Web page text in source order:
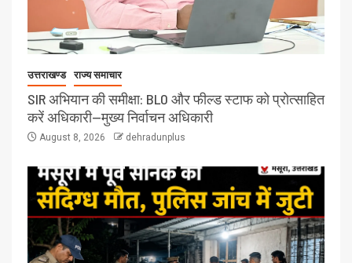
उत्तराखण्ड राज्य समाचार
SIR अभियान की समीक्षा: BLO और फील्ड स्टाफ को प्रोत्साहित
करें अधिकारी—मुख्य निर्वाचन अधिकारी
August 8, 2026 dehradunplus